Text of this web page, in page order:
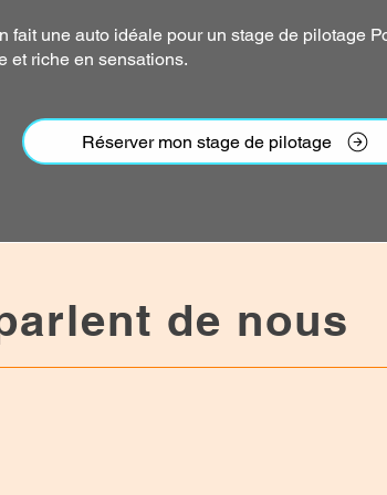
fait une auto idéale pour un stage de pilotage
et riche en sensations.
Réserver mon stage de pilotage
de nous